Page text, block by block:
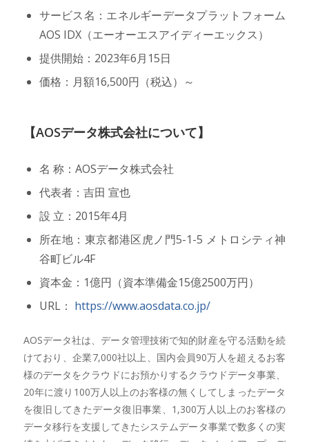
サービス名：エネルギーデータプラットフォーム
AOS IDX（エーオーエスアイディーエックス）
提供開始：2023年6月15日
価格：月額16,500円（税込）～
【AOSデータ株式会社について】
名 称：AOSデータ株式会社
代表者：吉田 宣也
設 立：2015年4月
所在地：東京都港区虎ノ門5-1-5 メトロシティ神
谷町ビル4F
資本金：1億円（資本準備金15億2500万円）
URL： https://www.aosdata.co.jp/
AOSデータ社は、データ管理技術で知的財産を守る活動を続
けており、企業7,000社以上、国内会員90万人を超えるお客
様のデータをクラウドにお預かりするクラウドデータ事業、
20年に渡り100万人以上のお客様の無くしてしまったデータ
を復旧してきたデータ復旧事業、1,300万人以上のお客様の
データ移行を支援してきたシステムデータ事業で数多くの実